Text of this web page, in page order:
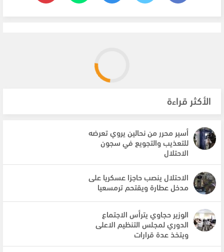
الأكثر قراءة
أسير محرر من نحالين يروي تعرضه
للتعذيب والتجويع في سجون
الاحتلال
الاحتلال ينصب حاجزا عسكريا على
مدخل عطارة ويقتحم ترمسعيا
الوزير حجاوي يترأس الاجتماع
الدوري لمجلس التنظيم الاعلى
ويتخذ عدة قرارات